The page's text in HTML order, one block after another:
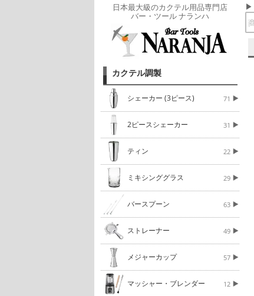
日本最大級のカクテル用品専門店
バー・ツール ナランハ
カクテル調製
シェーカー (3ピース) 71
2ピースシェーカー 31
ティン 22
ミキシンググラス 29
バースプーン 63
ストレーナー 49
メジャーカップ 57
マッシャー・ブレンダー 12